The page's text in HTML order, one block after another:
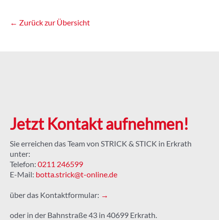
← Zurück zur Übersicht
Jetzt Kontakt aufnehmen!
Sie erreichen das Team von STRICK & STICK in Erkrath
unter:
Telefon: 0211 246599
E-Mail: botta.strick@t-online.de
über das Kontaktformular: →
oder in der Bahnstraße 43 in 40699 Erkrath.